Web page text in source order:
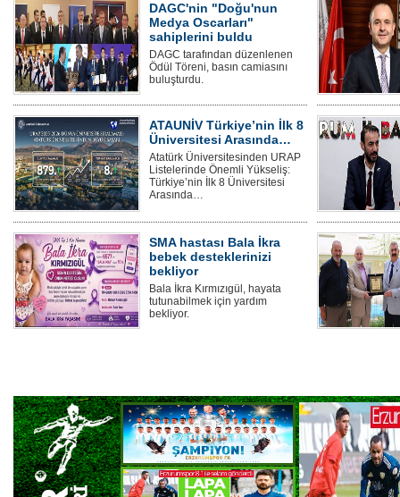
DAGC'nin "Doğu'nun
Medya Oscarları"
sahiplerini buldu
DAGC tarafından düzenlenen
Ödül Töreni, basın camiasını
buluşturdu.
ATAUNİV Türkiye’nin İlk 8
Üniversitesi Arasında…
Atatürk Üniversitesinden URAP
Listelerinde Önemli Yükseliş:
Türkiye’nin İlk 8 Üniversitesi
Arasında…
SMA hastası Bala İkra
bebek desteklerinizi
bekliyor
Bala İkra Kırmızıgül, hayata
tutunabilmek için yardım
bekliyor.